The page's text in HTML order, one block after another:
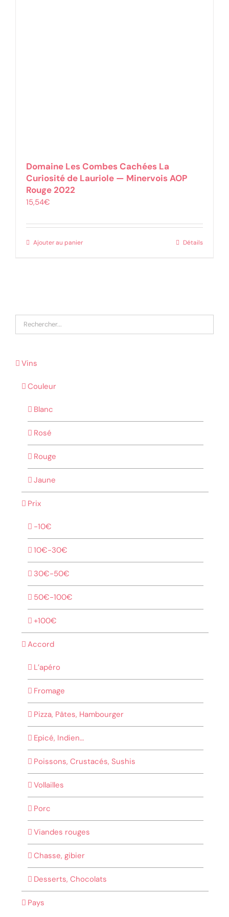
Domaine Les Combes Cachées La
Curiosité de Lauriole — Minervois AOP
Rouge 2022
15,54€
Ajouter au panier Détails
Vins
Couleur
Blanc
Rosé
Rouge
Jaune
Prix
-10€
10€-30€
30€-50€
50€-100€
+100€
Accord
L’apéro
Fromage
Pizza, Pâtes, Hambourger
Epicé, Indien…
Poissons, Crustacés, Sushis
Vollailles
Porc
Viandes rouges
Chasse, gibier
Desserts, Chocolats
Pays